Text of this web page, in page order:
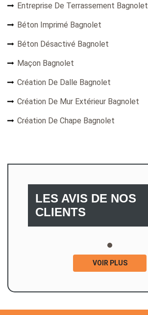
Entreprise De Terrassement Bagnolet
Béton Imprimé Bagnolet
Béton Désactivé Bagnolet
Maçon Bagnolet
Création De Dalle Bagnolet
Création De Mur Extérieur Bagnolet
Création De Chape Bagnolet
LES AVIS DE NOS
CLIENTS
VOIR PLUS